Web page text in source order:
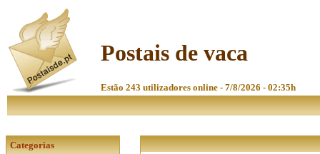
Postais de vaca
Estão 243 utilizadores online - 7/8/2026 - 02:35h
Categorias